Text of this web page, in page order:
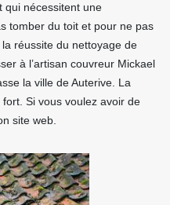
qui nécessitent une
tomber du toit et pour ne pas
réussite du nettoyage de
à l’artisan couvreur Mickael
la ville de Auterive. La
Si vous voulez avoir de
site web.